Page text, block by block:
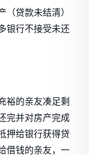
（贷款未结清）
银行不接受未还
裕的亲友凑足剩
完并对房产完成
押给银行获得贷
借钱的亲友，一